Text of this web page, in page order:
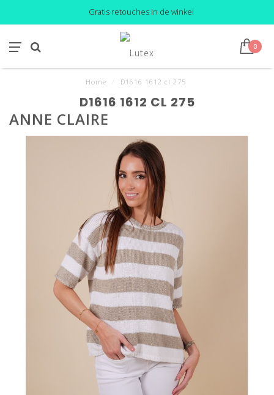
Gratis retouches in de winkel
0
Home D1616 1612 cl 275
D1616 1612 CL 275
ANNE CLAIRE